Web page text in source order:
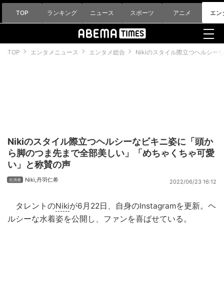
TOP ランキング ニュース スポーツ アニメ エン
TOP エンタメニュース エンタメ総合 Nikiのスタイル際立つヘルシー
Nikiのスタイル際立つヘルシーなビキニ姿に「頭か
ら脚のつま先まで全部美しい」「めちゃくちゃ可愛
い」と称賛の声
Niki 丹羽仁希 2022/06/23 16:12
タレントのNikiが6月22日、自身のInstagramを更新。ヘ
ルシーな水着姿を公開し、ファンを喜ばせている。